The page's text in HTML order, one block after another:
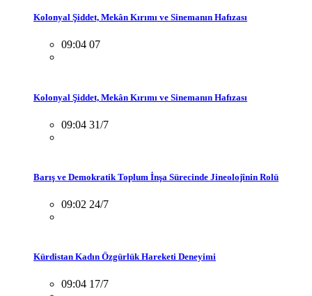
Kolonyal Şiddet, Mekân Kırımı ve Sinemanın Hafızası
09:04 07
Kolonyal Şiddet, Mekân Kırımı ve Sinemanın Hafızası
09:04 31/7
Barış ve Demokratik Toplum İnşa Sürecinde Jineolojînin Rolü
09:02 24/7
Kürdistan Kadın Özgürlük Hareketi Deneyimi
09:04 17/7